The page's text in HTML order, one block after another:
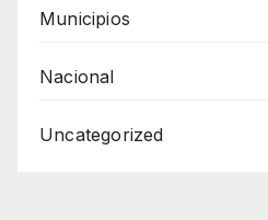
Municipios
Nacional
Uncategorized